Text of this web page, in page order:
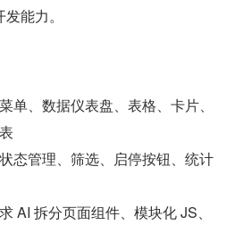
能力。
单、数据仪表盘、表格、卡片、
状态管理、筛选、启停按钮、统计
AI 拆分页面组件、模块化 JS、